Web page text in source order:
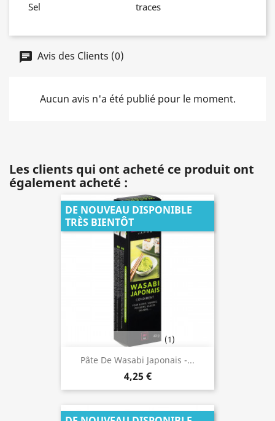
Sel
traces
Avis des Clients (0)
Aucun avis n'a été publié pour le moment.
Les clients qui ont acheté ce produit ont
également acheté :
Pâte De Wasabi Japonais -...
4,25 €
(1)
DE NOUVEAU DISPONIBLE
TRÈS BIENTÔT